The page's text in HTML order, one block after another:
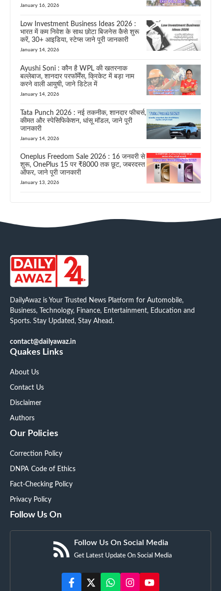
January 16, 2026
Low Investment Business Ideas 2026 :
भारत में कम निवेश के साथ छोटा बिजनेस कैसे शुरू
करें, 30+ आइडिया, स्टेप्स जाने पूरी जानकारी
January 14, 2026
Ayushi Soni : कौन है WPL की खतरनाक
बल्लेबाज, शानदार परफॉर्मेंस, क्रिकेट में बड़ा नाम
करने वाली आयुषी, जाने डिटेल में
January 14, 2026
Tata Punch 2026 : नई तकनीक, शानदार फीचर्स,
कीमत और स्पेसिफिकेशन, धांसू मॉडल, जाने पूरी
जानकारी
January 14, 2026
Oneplus Freedom Sale 2026 : 16 जनवरी से
शुरू, OnePlus 15 पर ₹8000 तक छूट, जबरदस्त
ऑफर, जाने पूरी जानकारी
January 13, 2026
DailyAwaz is Your Trusted News Platform for Automobile,
Business, Technology, Finance, Entertainment, Education and
Sports. Stay Updated, Stay Ahead.
contact@dailyawaz.in
Quakes Links
About Us
Contact Us
Disclaimer
Authors
Our Policies
Correction Policy
DNPA Code of Ethics
Fact-Checking Policy
Privacy Policy
Follow Us On
Follow Us On Social Media
Get Latest Update On Social Media